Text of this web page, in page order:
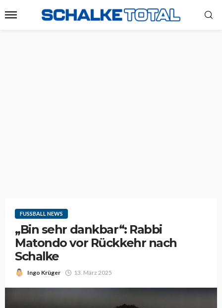
FUSSBALL NEWS
„Bin sehr dankbar“: Rabbi
Matondo vor Rückkehr nach
Schalke
Ingo Krüger 13. März 2025